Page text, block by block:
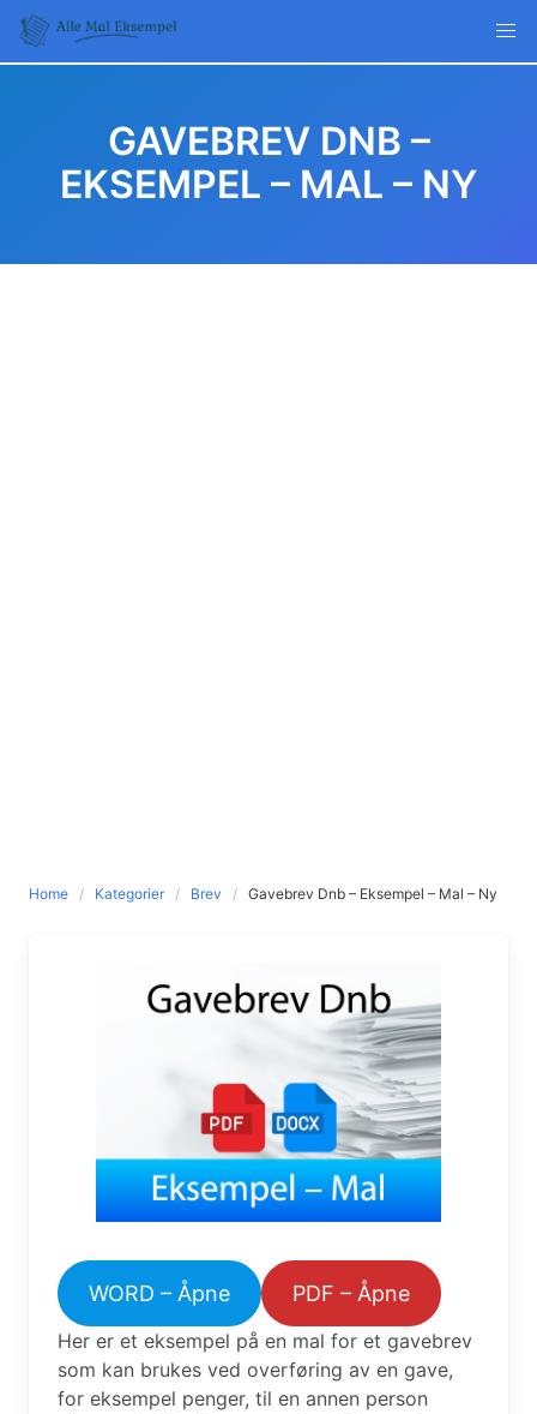
Skip
content
GAVEBREV DNB –
EKSEMPEL – MAL – NY
Home Kategorier Brev Gavebrev Dnb – Eksempel – Mal – Ny
WORD – Åpne PDF – Åpne
Her er et eksempel på en mal for et gavebrev
som kan brukes ved overføring av en gave,
for eksempel penger, til en annen person